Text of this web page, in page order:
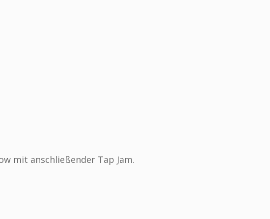
mit anschließender Tap Jam.